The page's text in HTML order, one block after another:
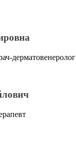
дерматовенеролог